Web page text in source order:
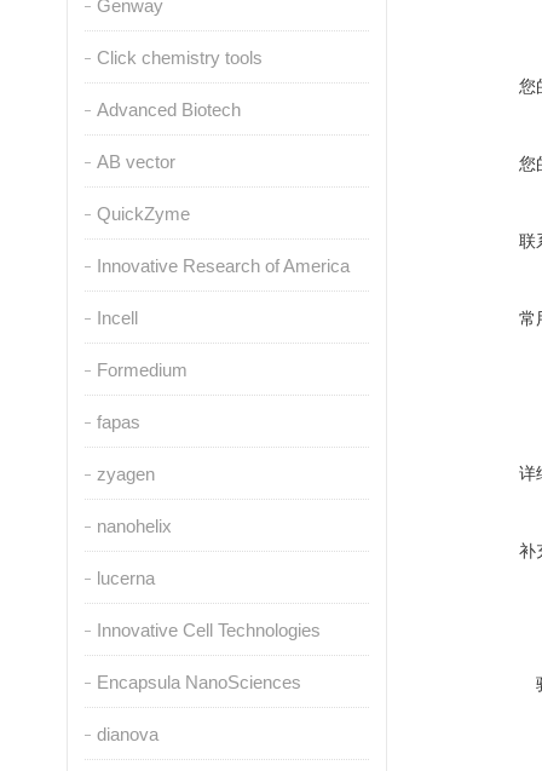
Genway
Click chemistry tools
Advanced Biotech
AB vector
QuickZyme
Innovative Research of America
Incell
Formedium
fapas
zyagen
nanohelix
lucerna
Innovative Cell Technologies
Encapsula NanoSciences
dianova
您
您
联
常
详
补